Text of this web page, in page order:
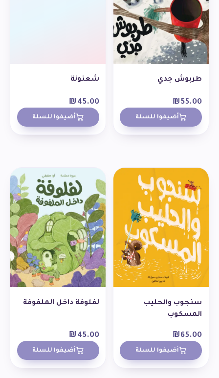
طربوش جدي
₪55.00
أضيفوا للسلة
شعنونة
₪ 45.00
أضيفوا للسلة
سنجوب والحليب
المسكوب
₪65.00
أضيفوا للسلة
لفلوفة داخل الملفوفة
₪ 45.00
أضيفوا للسلة